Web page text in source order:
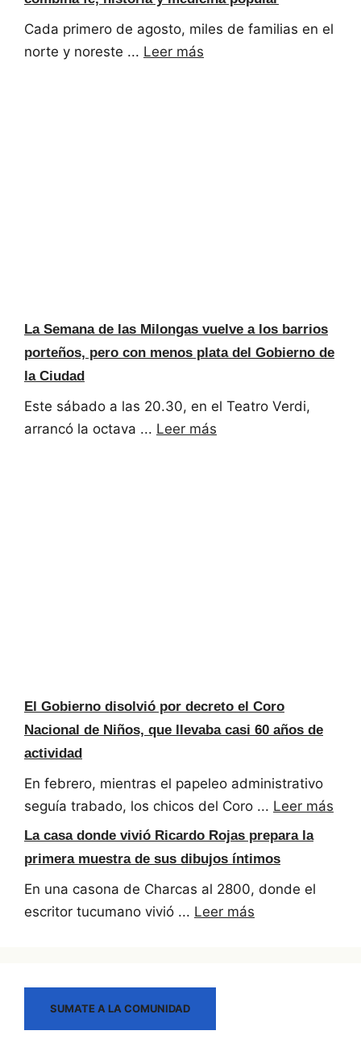
Cada primero de agosto, miles de familias en el
norte y noreste ... Leer más
La Semana de las Milongas vuelve a los barrios
porteños, pero con menos plata del Gobierno de
la Ciudad
Este sábado a las 20.30, en el Teatro Verdi,
arrancó la octava ... Leer más
El Gobierno disolvió por decreto el Coro
Nacional de Niños, que llevaba casi 60 años de
actividad
En febrero, mientras el papeleo administrativo
seguía trabado, los chicos del Coro ... Leer más
La casa donde vivió Ricardo Rojas prepara la
primera muestra de sus dibujos íntimos
En una casona de Charcas al 2800, donde el
escritor tucumano vivió ... Leer más
SUMATE A LA COMUNIDAD